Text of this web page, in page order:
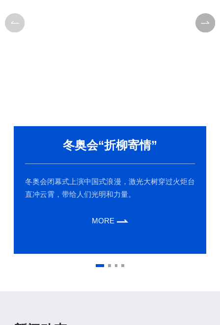
冬奥会“折柳寄情”
冬奥会闭幕式上演中国式浪漫，激光大树穿过火炬台
直冲云霄，带给人们光明和力量。
MORE